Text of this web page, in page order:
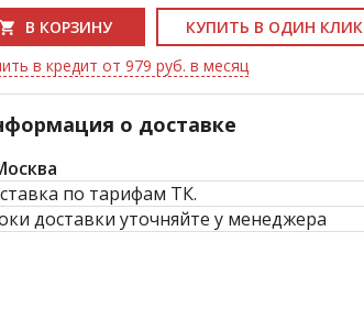
В КОРЗИНУ
КУПИТЬ В ОДИН КЛИК
в кредит от 979 руб. в месяц
о доставке
по тарифам ТК.
доставки уточняйте у менеджера